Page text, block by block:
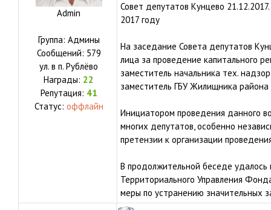
Admin
Группа: Админы
Сообщений: 579
ул. в п. Рублёво
Награды: 22
Репутация: 41
Статус: оффлайн
Совет депутатов Кунцево
2017 году
На заседание Совета депутатов
лица за проведение капитального
заместитель начальника тех.
заместитель ГБУ Жилищника района
Инициатором проведения данного
многих депутатов, особенно
претензии к организации
В продолжительной беседе
Территориального Управления
меры по устранению значительных